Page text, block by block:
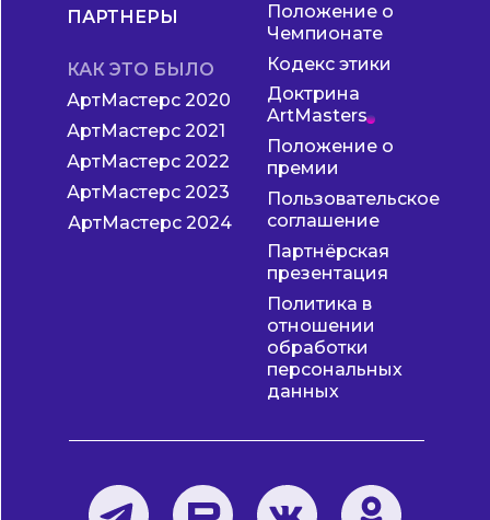
ПАРТНЕРЫ
КАК ЭТО БЫЛО
АртМастерс 2020
АртМастерс 2021
АртМастерс 2022
АртМастерс 2023
АртМастерс 2024
Положение о
Чемпионате
Кодекс этики
Доктрина
ArtMasters
Положение о
премии
Пользовательское
соглашение
Партнёрская
презентация
Политика в
отношении
обработки
персональных
данных